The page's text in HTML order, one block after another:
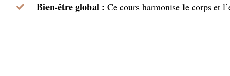
Bien-être global : Ce cours harmonise le corps et